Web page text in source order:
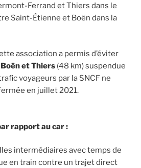
Ferrand et Thiers dans le
Saint-Étienne et Boën dans la
association a permis d’éviter
Boën et Thiers (48 km) suspendue
voyageurs par la SNCF ne
en juillet 2021.
rapport au car :
intermédiaires avec temps de
en train contre un trajet direct